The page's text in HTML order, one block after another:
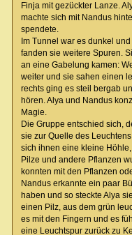
Finja mit gezückter Lanze.
machte sich mit Nandus
spendete.
Im Tunnel war es dunkel
fanden sie weitere Spuren.
an eine Gabelung kamen:
weiter und sie sahen einen
rechts ging es steil bergab
hören. Alya und Nandus
Magie.
Die Gruppe entschied sich,
sie zur Quelle des
sich ihnen eine kleine
Pilze und andere Pflanzen
konnten mit den Pflanzen
Nandus erkannte ein paar
haben und so steckte Alya
einen Pilz, aus dem grün
es mit den Fingern und es
eine Leuchtspur zurück zu